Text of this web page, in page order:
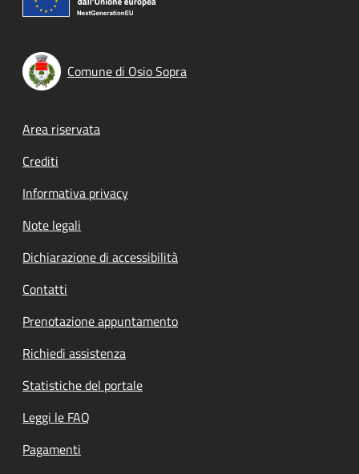
Comune di Osio Sopra
Footer menu
Area riservata
Crediti
Informativa privacy
Note legali
Dichiarazione di accessibilità
Contatti
Prenotazione appuntamento
Richiedi assistenza
Statistiche del portale
Leggi le FAQ
Pagamenti